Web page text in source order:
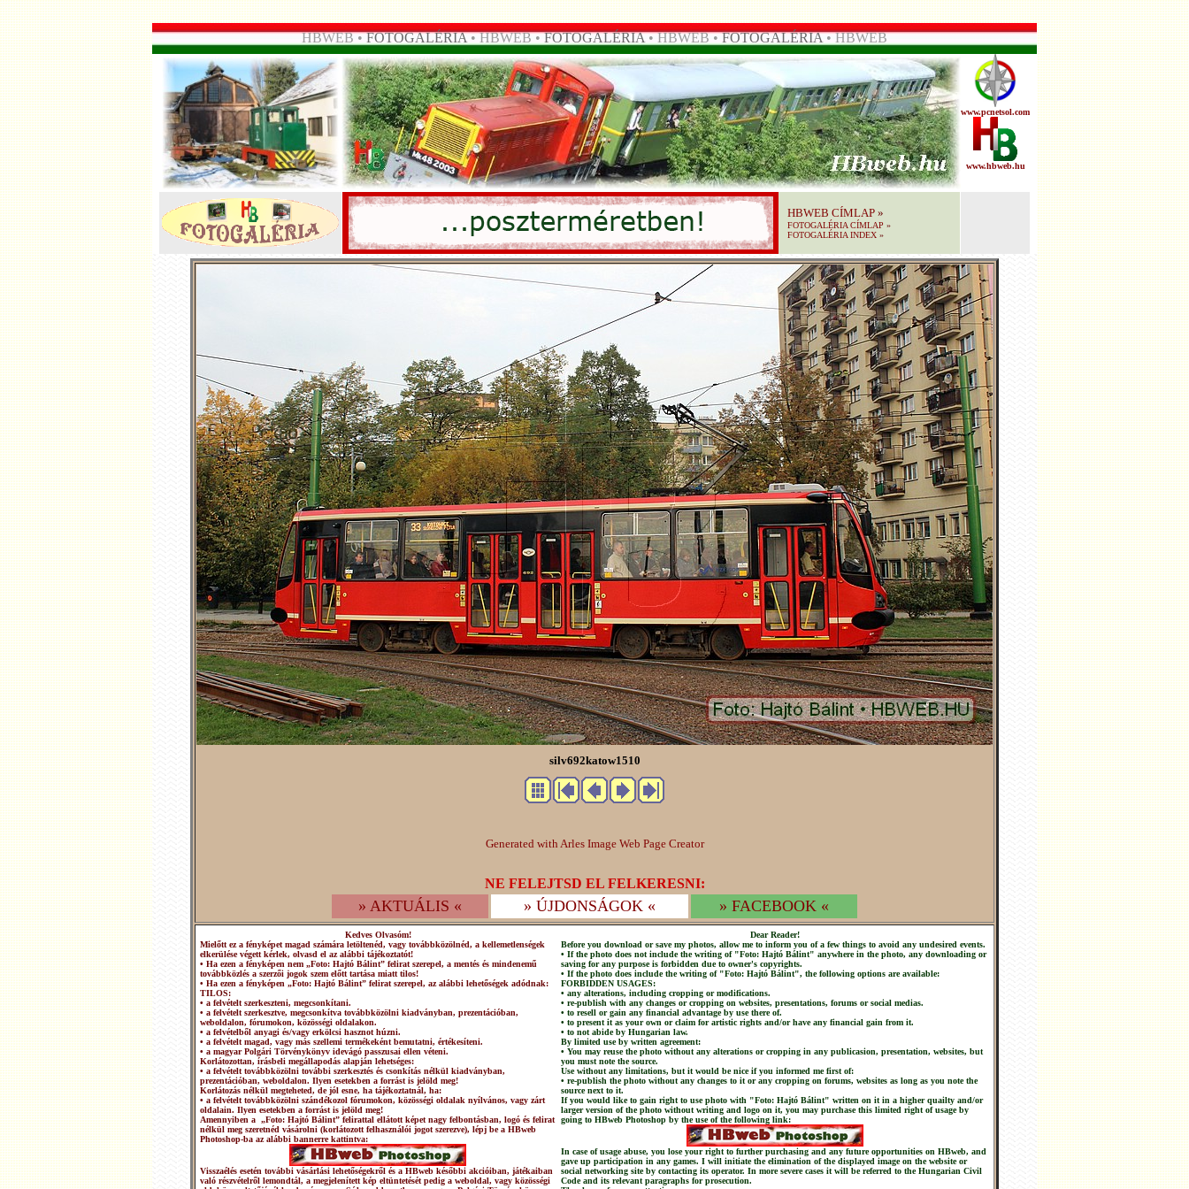
HBWEB •FOTOGALÉRIA• HBWEB •FOTOGALÉRIA• HBWEB •FOTOGALÉRIA• HBWEB
www.pcnetsol.com
www.hbweb.hu
HBWEB CÍMLAP »
FOTOGALÉRIA CÍMLAP »
FOTOGALÉRIA INDEX »
silv692katow1510
Generated with Arles Image Web Page Creator
NE FELEJTSD EL FELKERESNI:
» AKTUÁLIS « » ÚJDONSÁGOK « » FACEBOOK «
Kedves Olvasóm!
Mielőtt ez a fényképet magad számára letöltenéd, vagy továbbközölnéd, a kellemetlenségek
elkerülése végett kérlek, olvasd el az alábbi tájékoztatót!
• Ha ezen a fényképen nem „Foto: Hajtó Bálint” felirat szerepel, a mentés és mindenemű
továbbközlés a szerzői jogok szem előtt tartása miatt tilos!
• Ha ezen a fényképen „Foto: Hajtó Bálint” felirat szerepel, az alábbi lehetőségek adódnak:
TILOS:
• a felvételt szerkeszteni, megcsonkítani.
• a felvételt szerkesztve, megcsonkítva továbbközölni kiadványban, prezentációban,
weboldalon, fórumokon, közösségi oldalakon.
• a felvételből anyagi és/vagy erkölcsi hasznot húzni.
• a felvételt magad, vagy más szellemi termékeként bemutatni, értékesíteni.
• a magyar Polgári Törvénykönyv idevágó passzusai ellen véteni.
Korlátozottan, írásbeli megállapodás alapján lehetséges:
• a felvételt továbbközölni további szerkesztés és csonkítás nélkül kiadványban,
prezentációban, weboldalon. Ilyen esetekben a forrást is jelöld meg!
Korlátozás nélkül megteheted, de jól esne, ha tájékoztatnál, ha:
• a felvételt továbbközölni szándékozol fórumokon, közösségi oldalak nyílvános, vagy zárt
oldalain. Ilyen esetekben a forrást is jelöld meg!
Amennyiben a „Foto: Hajtó Bálint” felirattal ellátott képet nagy felbontásban, logó és felirat
nélkül meg szeretnéd vásárolni (korlátozott felhasználói jogot szerezve), lépj be a HBweb
Photoshop-ba az alábbi bannerre kattintva:
Visszaélés esetén további vásárlási lehetőségekről és a HBweb későbbi akcióiban, játékaiban
való részvételről lemondtál, a megjelenített kép eltüntetését pedig a weboldal, vagy közösségi
Dear Reader!
Before you download or save my photos, allow me to inform you of a few things to avoid any undesired events.
• If the photo does not include the writing of "Foto: Hajtó Bálint" anywhere in the photo, any downloading or
saving for any purpose is forbidden due to owner's copyrights.
• If the photo does include the writing of "Foto: Hajtó Bálint", the following options are available:
FORBIDDEN USAGES:
• any alterations, including cropping or modifications.
• re-publish with any changes or cropping on websites, presentations, forums or social medias.
• to resell or gain any financial advantage by use there of.
• to present it as your own or claim for artistic rights and/or have any financial gain from it.
• to not abide by Hungarian law.
By limited use by written agreement:
• You may reuse the photo without any alterations or cropping in any publicasion, presentation, websites, but
you must note the source.
Use without any limitations, but it would be nice if you informed me first of:
• re-publish the photo without any changes to it or any cropping on forums, websites as long as you note the
source next to it.
If you would like to gain right to use photo with "Foto: Hajtó Bálint" written on it in a higher quailty and/or
larger version of the photo without writing and logo on it, you may purchase this limited right of usage by
going to HBweb Photoshop by the use of the following link:
In case of usage abuse, you lose your right to further purchasing and any future opportunities on HBweb, and
gave up participation in any games. I will initiate the elimination of the displayed image on the website or
social networking site by contacting its operator. In more severe cases it will be referred to the Hungarian Civil
Code and its relevant paragraphs for prosecution.